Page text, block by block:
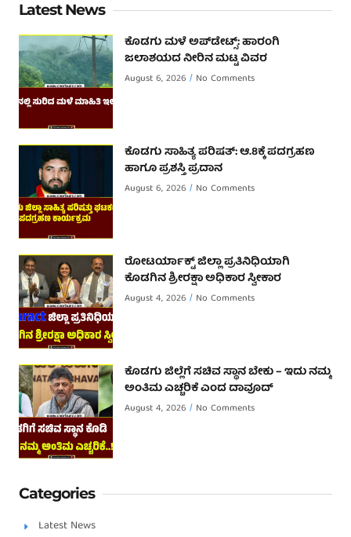
Latest News
ಕೊಡಗು ಮಳೆ ಅಪ್‌ಡೇಟ್ಸ್: ಹಾರಂಗಿ
ಜಲಾಶಯದ ನೀರಿನ ಮಟ್ಟ ವಿವರ
August 6, 2026 No Comments
ಕೊಡಗು ಸಾಹಿತ್ಯ ಪರಿಷತ್: ಆ.8ಕ್ಕೆ ಪದಗ್ರಹಣ
ಹಾಗೂ ಪ್ರಶಸ್ತಿ ಪ್ರದಾನ
August 6, 2026 No Comments
ರೋಟರ್ಯಾಕ್ಟ್ ಜಿಲ್ಲಾ ಪ್ರತಿನಿಧಿಯಾಗಿ
ಕೊಡಗಿನ ಶ್ರೀರಕ್ಷಾ ಅಧಿಕಾರ ಸ್ವೀಕಾರ
August 4, 2026 No Comments
ಕೊಡಗು ಜಿಲ್ಲೆಗೆ ಸಚಿವ ಸ್ಥಾನ ಬೇಕು – ಇದು ನಮ್ಮ
ಅಂತಿಮ ಎಚ್ಚರಿಕೆ ಎಂದ ದಾವೂದ್ ‌
August 4, 2026 No Comments
Categories
Latest News